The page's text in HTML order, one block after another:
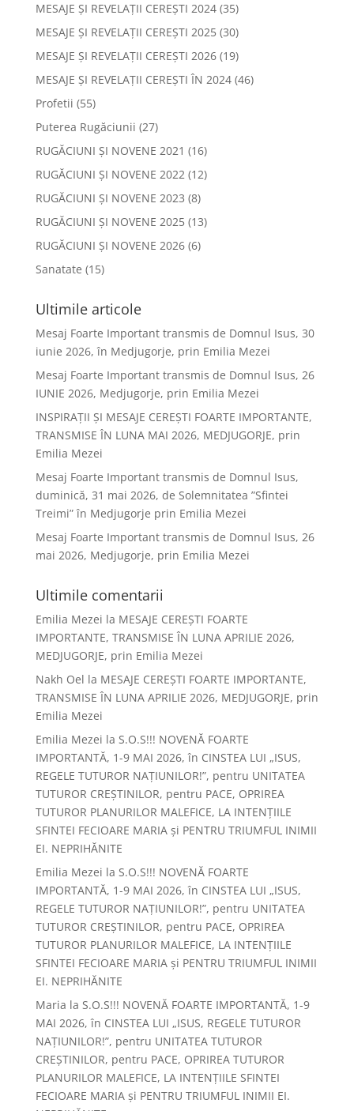
MESAJE ȘI REVELAȚII CEREȘTI 2024(35)
MESAJE ȘI REVELAȚII CEREȘTI 2025(30)
MESAJE ȘI REVELAȚII CEREȘTI 2026(19)
MESAJE ȘI REVELAȚII CEREȘTI ÎN 2024(46)
Profetii (55)
Puterea Rugăciunii (27)
RUGĂCIUNI ȘI NOVENE 2021 (16)
RUGĂCIUNI ȘI NOVENE 2022(12)
RUGĂCIUNI ȘI NOVENE 2023 (8)
RUGĂCIUNI ȘI NOVENE 2025(13)
RUGĂCIUNI ȘI NOVENE 2026(6)
Sanatate (15)
Ultimile articole
Mesaj Foarte Important transmis de Domnul Isus, 30
iunie 2026, în Medjugorje, prin Emilia Mezei
Mesaj Foarte Important transmis de Domnul Isus, 26
IUNIE 2026, Medjugorje, prin Emilia Mezei
INSPIRAȚII ȘI MESAJE CEREȘTI FOARTE IMPORTANTE,
TRANSMISE ÎN LUNA MAI 2026, MEDJUGORJE, prin
Emilia Mezei
Mesaj Foarte Important transmis de Domnul Isus,
duminică, 31 mai 2026, de Solemnitatea ”Sfintei
Treimi” în Medjugorje prin Emilia Mezei
Mesaj Foarte Important transmis de Domnul Isus, 26
mai 2026, Medjugorje, prin Emilia Mezei
Ultimile comentarii
Emilia Mezei la MESAJE CEREȘTI FOARTE
IMPORTANTE, TRANSMISE ÎN LUNA APRILIE 2026,
MEDJUGORJE, prin Emilia Mezei
Nakh Oel la MESAJE CEREȘTI FOARTE IMPORTANTE,
TRANSMISE ÎN LUNA APRILIE 2026, MEDJUGORJE, prin
Emilia Mezei
Emilia Mezei la S.O.S!!! NOVENĂ FOARTE
IMPORTANTĂ, 1-9 MAI 2026, în CINSTEA LUI „ISUS,
REGELE TUTUROR NAȚIUNILOR!”, pentru UNITATEA
TUTUROR CREȘTINILOR, pentru PACE, OPRIREA
TUTUROR PLANURILOR MALEFICE, LA INTENȚIILE
SFINTEI FECIOARE MARIA și PENTRU TRIUMFUL INIMII
EI. NEPRIHĂNITE
Emilia Mezei la S.O.S!!! NOVENĂ FOARTE
IMPORTANTĂ, 1-9 MAI 2026, în CINSTEA LUI „ISUS,
REGELE TUTUROR NAȚIUNILOR!”, pentru UNITATEA
TUTUROR CREȘTINILOR, pentru PACE, OPRIREA
TUTUROR PLANURILOR MALEFICE, LA INTENȚIILE
SFINTEI FECIOARE MARIA și PENTRU TRIUMFUL INIMII
EI. NEPRIHĂNITE
Maria la S.O.S!!! NOVENĂ FOARTE IMPORTANTĂ, 1-9
MAI 2026, în CINSTEA LUI „ISUS, REGELE TUTUROR
NAȚIUNILOR!”, pentru UNITATEA TUTUROR
CREȘTINILOR, pentru PACE, OPRIREA TUTUROR
PLANURILOR MALEFICE, LA INTENȚIILE SFINTEI
FECIOARE MARIA și PENTRU TRIUMFUL INIMII EI.